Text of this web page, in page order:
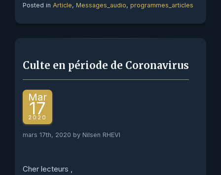
Posted in Article, Messages_audio, programmes_articles
Culte en période de Coronavirus
Mar
17
2020
mars 17th, 2020 by Nilsen RHEVI
Cher lecteurs ,